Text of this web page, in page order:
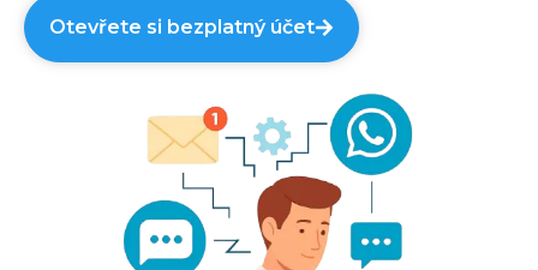
Otevřete si bezplatný účet